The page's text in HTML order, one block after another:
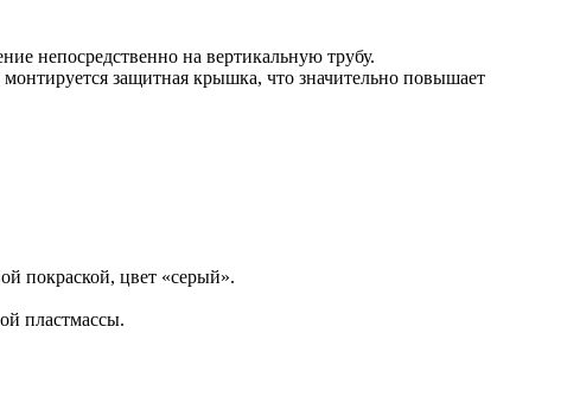
непосредственно на вертикальную трубу.
защитная крышка, что значительно повышает
покраской, цвет «серый».
пластмассы.